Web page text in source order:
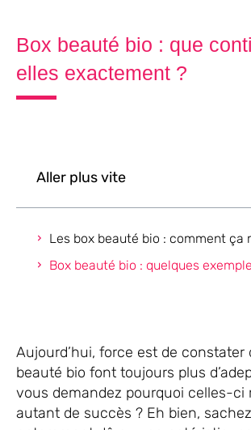
Box beauté bio : que
elles exactement ?
Aller plus vite
Les box beauté bio : comment ça
Aujourd’hui, force est de constater
beauté bio font toujours plus
vous demandez pourquoi celles-ci
autant de succès ? Eh bien,